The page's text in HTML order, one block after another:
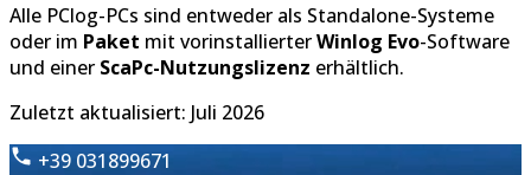
Alle PClog-PCs sind entweder als Standalone-Systeme
oder im Paket mit vorinstallierterWinlog Evo-Software
und einer ScaPc-Nutzungslizenz erhältlich.
Zuletzt aktualisiert: Juli 2026
+39 031899671